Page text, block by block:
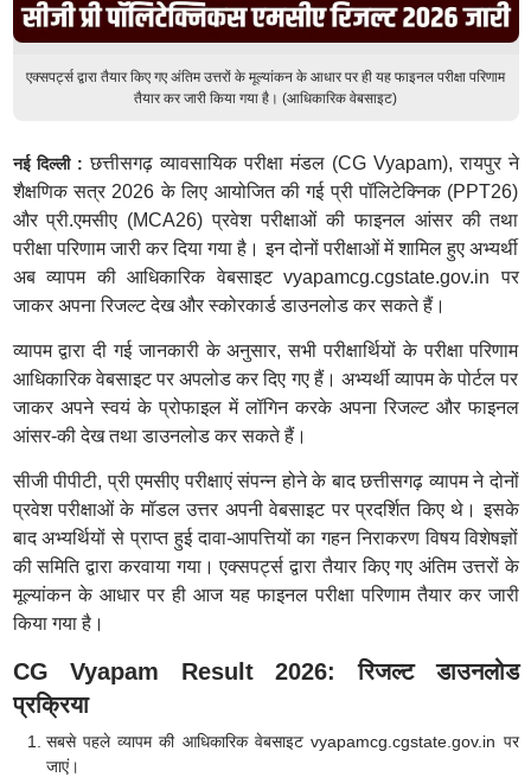
एक्सपर्ट्स द्वारा तैयार किए गए अंतिम उत्तरों के मूल्यांकन के आधार पर ही यह फाइनल परीक्षा परिणाम
तैयार कर जारी किया गया है। (आधिकारिक वेबसाइट)
नई दिल्ली : छत्तीसगढ़ व्यावसायिक परीक्षा मंडल (CG Vyapam), रायपुर ने
शैक्षणिक सत्र 2026 के लिए आयोजित की गई प्री पॉलिटेक्निक (PPT26)
और प्री.एमसीए (MCA26) प्रवेश परीक्षाओं की फाइनल आंसर की तथा
परीक्षा परिणाम जारी कर दिया गया है। इन दोनों परीक्षाओं में शामिल हुए अभ्यर्थी
अब व्यापम की आधिकारिक वेबसाइट vyapamcg.cgstate.gov.in पर
जाकर अपना रिजल्ट देख और स्कोरकार्ड डाउनलोड कर सकते हैं।
व्यापम द्वारा दी गई जानकारी के अनुसार, सभी परीक्षार्थियों के परीक्षा परिणाम
आधिकारिक वेबसाइट पर अपलोड कर दिए गए हैं। अभ्यर्थी व्यापम के पोर्टल पर
जाकर अपने स्वयं के प्रोफाइल में लॉगिन करके अपना रिजल्ट और फाइनल
आंसर-की देख तथा डाउनलोड कर सकते हैं।
सीजी पीपीटी, प्री एमसीए परीक्षाएं संपन्न होने के बाद छत्तीसगढ़ व्यापम ने दोनों
प्रवेश परीक्षाओं के मॉडल उत्तर अपनी वेबसाइट पर प्रदर्शित किए थे। इसके
बाद अभ्यर्थियों से प्राप्त हुई दावा-आपत्तियों का गहन निराकरण विषय विशेषज्ञों
की समिति द्वारा करवाया गया। एक्सपर्ट्स द्वारा तैयार किए गए अंतिम उत्तरों के
मूल्यांकन के आधार पर ही आज यह फाइनल परीक्षा परिणाम तैयार कर जारी
किया गया है।
CG Vyapam Result 2026: रिजल्ट डाउनलोड
प्रक्रिया
सबसे पहले व्यापम की आधिकारिक वेबसाइट vyapamcg.cgstate.gov.in पर
जाएं।